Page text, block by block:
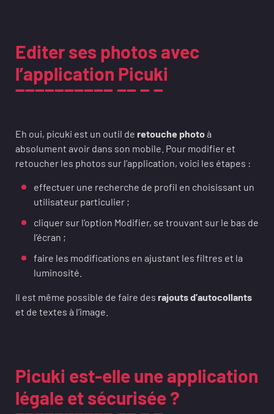
Editer ses photos avec
l’application Picuki
Eh oui, picuki est un outil de retouche photoà
absolument avoir dans son mobile. Pour modifier et
retoucher les photos sur l’application, voici les étapes :
effectuer une recherche de profil en choisissant un
utilisateur particulier ;
cliquer sur l’option Modifier, se trouvant sur le bas de
l’écran ;
faire les modifications en ajustant les filtres et la
luminosité.
Il est même possible de faire des rajouts d’autocollants
et de textes à l’image.
Picuki est-elle une application
légale et sécurisée ?